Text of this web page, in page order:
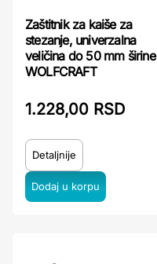
Zaštitnik za kaiše za
stezanje, univerzalna
veličina do 50 mm širine
WOLFCRAFT
1.228,00 RSD
Detaljnije